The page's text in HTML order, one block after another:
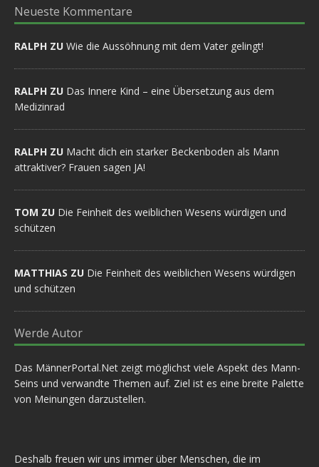
Neueste Kommentare
RALPH ZU Wie die Aussöhnung mit dem Vater gelingt!
RALPH ZU Das Innere Kind – eine Übersetzung aus dem
Medizinrad
RALPH ZU Macht dich ein starker Beckenboden als Mann
attraktiver? Frauen sagen JA!
TOM ZU Die Feinheit des weiblichen Wesens würdigen und
schützen
MATTHIAS ZU Die Feinheit des weiblichen Wesens würdigen
und schützen
Werde Autor
Das MännerPortal.Net zeigt möglichst viele Aspekt des Mann-
Seins und verwandte Themen auf. Ziel ist es eine breite Palette
von Meinungen darzustellen.
Deshalb freuen wir uns immer über Menschen, die im